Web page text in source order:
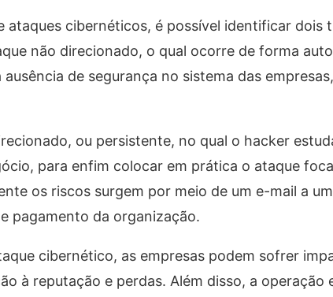
ataques cibernéticos, é possível identificar dois
não direcionado, o qual ocorre de forma
de segurança no sistema das
ou persistente, no qual o hacker
para enfim colocar em prática o ataque
os riscos surgem por meio de um e-mail a
pagamento da organização.
cibernético, as empresas podem sofrer
à reputação e perdas. Além disso, a operação